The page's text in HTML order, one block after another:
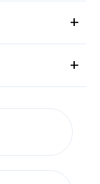
+
+